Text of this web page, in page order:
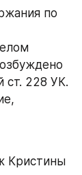
по
ст. 228 УК.